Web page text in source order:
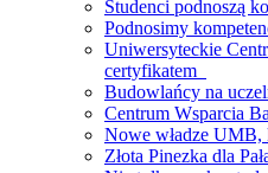
Studenci podnoszą
Podnosimy
Uniwersyteckie
certyfikatem
Budowlańcy na
Centrum Wsparcia
Nowe władze UMB,
Złota Pinezka dla